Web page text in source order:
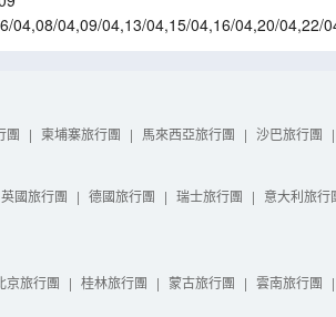
04,08/04,09/04,13/04,15/04,16/04,20/04,22/
團 | 柬埔寨旅行團 | 馬來西亞旅行團 | 沙巴旅行團 |
英國旅行團 | 德國旅行團 | 瑞士旅行團 | 意大利旅行
京旅行團 | 桂林旅行團 | 蒙古旅行團 | 雲南旅行團 |